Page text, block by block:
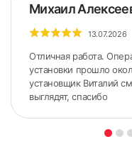
Михаил
13.07.2026
Отличная работа.
установки прошло
установщик Виталий
выглядят, спасибо